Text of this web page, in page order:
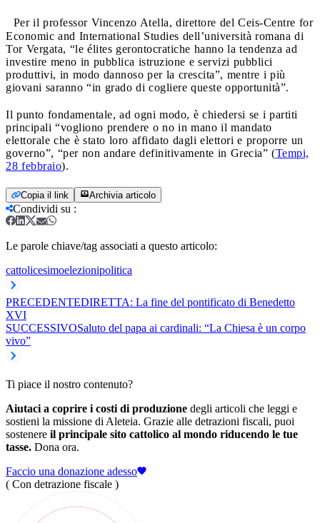
Per il professor Vincenzo Atella, direttore del Ceis-Centre for
Economic and International Studies dell’università romana di
Tor Vergata, “le élites gerontocratiche hanno la tendenza ad
investire meno in pubblica istruzione e servizi pubblici
produttivi, in modo dannoso per la crescita”, mentre i più
giovani saranno “in grado di cogliere queste opportunità”.
Il punto fondamentale, ad ogni modo, è chiedersi se i partiti
principali “vogliono prendere o no in mano il mandato
elettorale che è stato loro affidato dagli elettori e proporre un
governo”, “per non andare definitivamente in Grecia” (Tempi,
28 febbraio).
Copia il link Archivia articolo
Condividi su :
Le parole chiave/tag associati a questo articolo:
cattolicesimoelezionipolitica
PRECEDENTEDIRETTA: La fine del pontificato di Benedetto
XVI
SUCCESSIVOSaluto del papa ai cardinali: “La Chiesa è un corpo
vivo”
Ti piace il nostro contenuto?
Aiutaci a coprire i costi di produzione degli articoli che leggi e
sostieni la missione di Aleteia. Grazie alle detrazioni fiscali, puoi
sostenere il principale sito cattolico al mondo riducendo le tue
tasse. Dona ora.
Faccio una donazione adesso
( Con detrazione fiscale )